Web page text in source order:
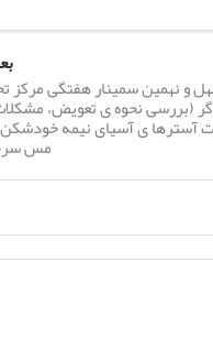
و نهمین سمینار هفتگی مرکز
(بررسی نحوه ی تعویض،
آسترها ی آسیای نیمه
مس